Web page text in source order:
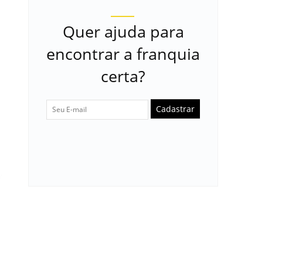
Quer ajuda para
encontrar a franquia
certa?
Cadastrar